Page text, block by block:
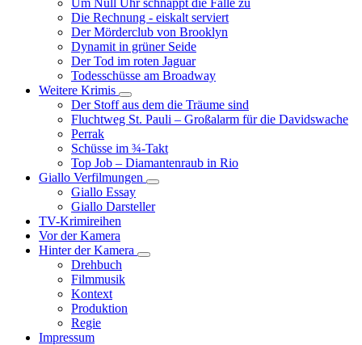
Cotton-
Filme
Um Null Uhr schnappt die Falle zu
Die Rechnung - eiskalt serviert
Der Mörderclub von Brooklyn
Dynamit in grüner Seide
Der Tod im roten Jaguar
Todesschüsse am Broadway
Weitere Krimis
Unternavigation
von
Weitere
Der Stoff aus dem die Träume sind
Fluchtweg St. Pauli – Großalarm für die Davidswache
Perrak
Schüsse im ¾-Takt
Top Job – Diamantenraub in Rio
Giallo Verfilmungen
Unternavigation
Giallo
Giallo Essay
Giallo Darsteller
TV-Krimireihen
Vor der Kamera
Hinter der Kamera
Unternavigation
Drehbuch
Filmmusik
Kontext
Produktion
Regie
Impressum